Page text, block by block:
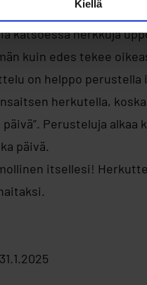
Kiellä
ja hajuihin. Videoita,
katsoessa herkkuja
kuin edes tekee
on helppo perustella
herkutella,
päivä”. Perusteluja alkaa
päivä.
itsellesi!